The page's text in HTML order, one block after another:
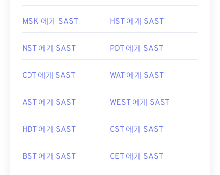
MSK 에게 SAST HST 에게 SAST
NST 에게 SAST PDT 에게 SAST
CDT 에게 SAST WAT 에게 SAST
AST 에게 SAST WEST 에게 SAST
HDT 에게 SAST CST 에게 SAST
BST 에게 SAST CET 에게 SAST